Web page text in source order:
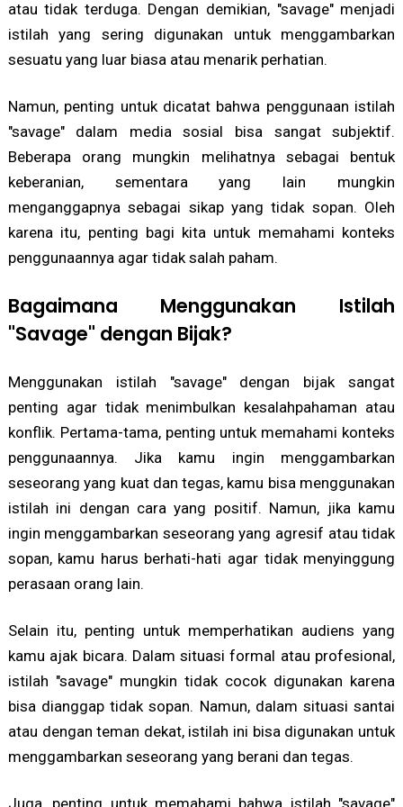
atau tidak terduga. Dengan demikian, "savage" menjadi
istilah yang sering digunakan untuk menggambarkan
sesuatu yang luar biasa atau menarik perhatian.
Namun, penting untuk dicatat bahwa penggunaan istilah
"savage" dalam media sosial bisa sangat subjektif.
Beberapa orang mungkin melihatnya sebagai bentuk
keberanian, sementara yang lain mungkin
menganggapnya sebagai sikap yang tidak sopan. Oleh
karena itu, penting bagi kita untuk memahami konteks
penggunaannya agar tidak salah paham.
Bagaimana Menggunakan Istilah
"Savage" dengan Bijak?
Menggunakan istilah "savage" dengan bijak sangat
penting agar tidak menimbulkan kesalahpahaman atau
konflik. Pertama-tama, penting untuk memahami konteks
penggunaannya. Jika kamu ingin menggambarkan
seseorang yang kuat dan tegas, kamu bisa menggunakan
istilah ini dengan cara yang positif. Namun, jika kamu
ingin menggambarkan seseorang yang agresif atau tidak
sopan, kamu harus berhati-hati agar tidak menyinggung
perasaan orang lain.
Selain itu, penting untuk memperhatikan audiens yang
kamu ajak bicara. Dalam situasi formal atau profesional,
istilah "savage" mungkin tidak cocok digunakan karena
bisa dianggap tidak sopan. Namun, dalam situasi santai
atau dengan teman dekat, istilah ini bisa digunakan untuk
menggambarkan seseorang yang berani dan tegas.